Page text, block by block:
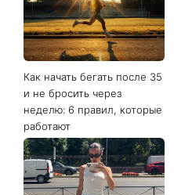
Как начать бегать после 35
и не бросить через
неделю: 6 правил, которые
работают